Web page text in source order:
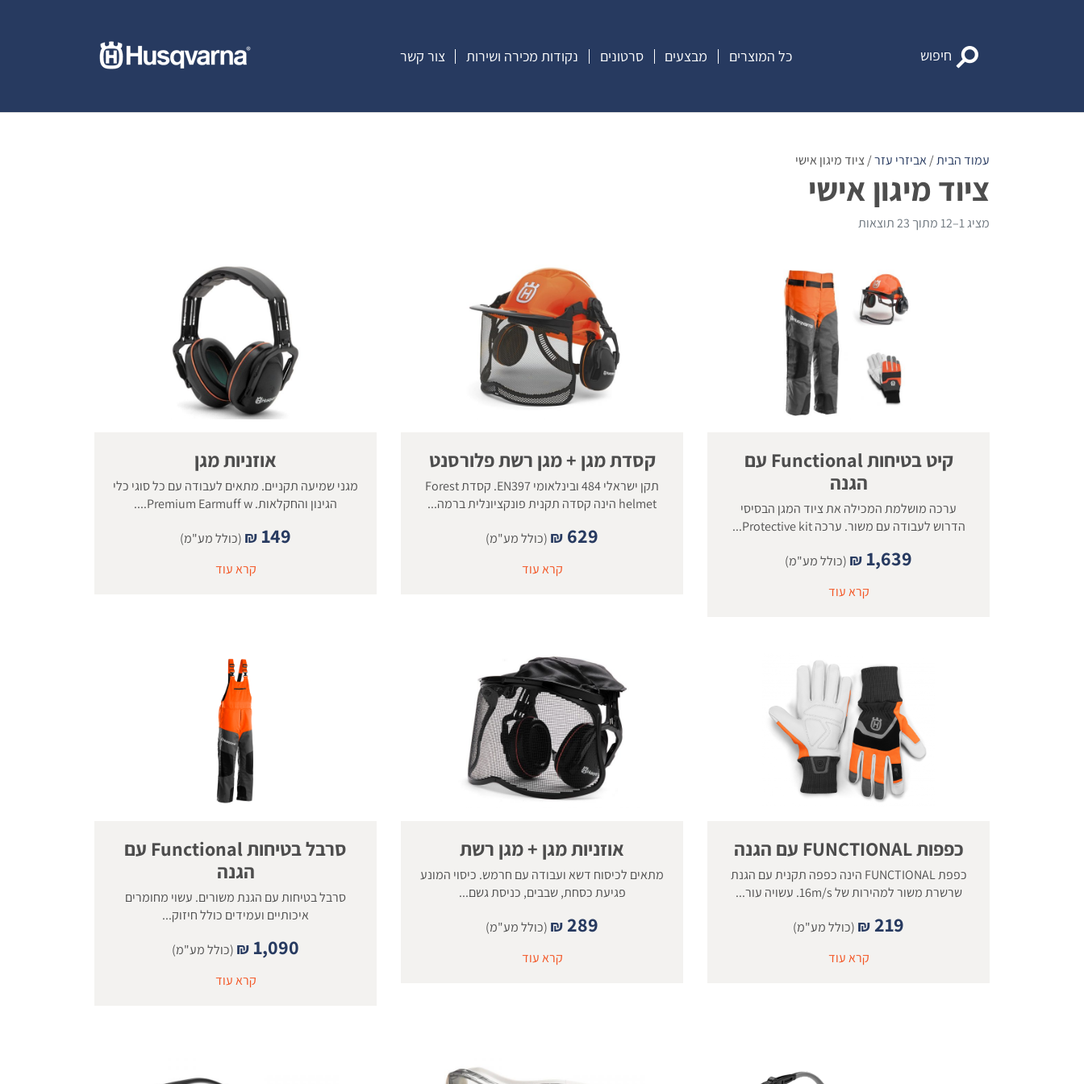
חיפוש כל המוצרים מבצעים סרטונים נקודות מכירה ושירות צור קשר
עמוד הבית/אביזרי עזר/ ציוד מיגון אישי
ציוד מיגון אישי
מציג 1–12 מתוך 23 תוצאות
קיט בטיחות Functional עם
הגנה
ערכה מושלמת המכילה את ציוד המגן הבסיסי
הדרוש לעבודה עם משור. ערכה Protective kit...
₪ 1,639
(כולל מע"מ)
קרא עוד
קסדת מגן + מגן רשת פלורסנט
תקן ישראלי 484 ובינלאומי EN397. קסדת Forest
helmet הינה קסדה תקנית פונקציונלית ברמה...
₪ 629
(כולל מע"מ)
קרא עוד
אוזניות מגן
מגני שמיעה תקניים. מתאים לעבודה עם כל סוגי כלי
הגינון והחקלאות. Premium Earmuff w....
₪ 149
(כולל מע"מ)
קרא עוד
כפפות FUNCTIONAL עם הגנה
כפפת FUNCTIONAL הינה כפפה תקנית עם הגנת
שרשרת משור למהירות של 16m/s. עשויה עור...
₪ 219
(כולל מע"מ)
קרא עוד
אוזניות מגן + מגן רשת
מתאים לכיסוח דשא ועבודה עם חרמש. כיסוי המונע
פגיעת כסחת, שבבים, כניסת גשם...
₪ 289
(כולל מע"מ)
קרא עוד
סרבל בטיחות Functional עם
הגנה
סרבל בטיחות עם הגנת משורים. עשוי מחומרים
איכותיים ועמידים כולל חיזוק...
₪ 1,090
(כולל מע"מ)
קרא עוד